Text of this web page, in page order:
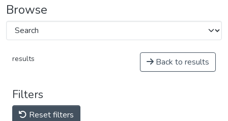
Browse
results Back to results
Filters
Reset filters